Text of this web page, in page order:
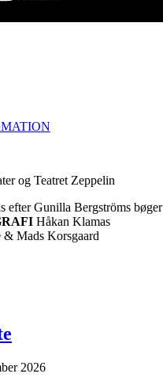
og Teatret Zeppelin
efter Gunilla Bergströms bøger
Håkan Klamas
Mads Korsgaard
2026